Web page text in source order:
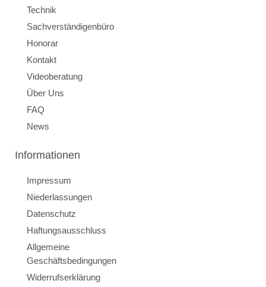
Technik
Sachverständigenbüro
Honorar
Kontakt
Videoberatung
Über Uns
FAQ
News
Informationen
Impressum
Niederlassungen
Datenschutz
Haftungsausschluss
Allgemeine
Geschäftsbedingungen
Widerrufserklärung